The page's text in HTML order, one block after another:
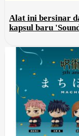
Alat ini bersinar
kapsul baru